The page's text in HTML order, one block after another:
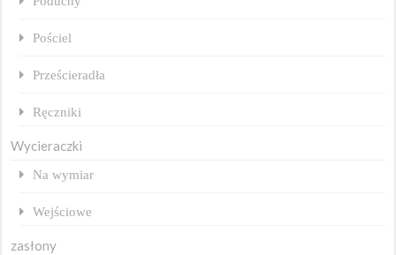
Pościel
Prześcieradła
Ręczniki
Wycieraczki
Na wymiar
Wejściowe
zasłony